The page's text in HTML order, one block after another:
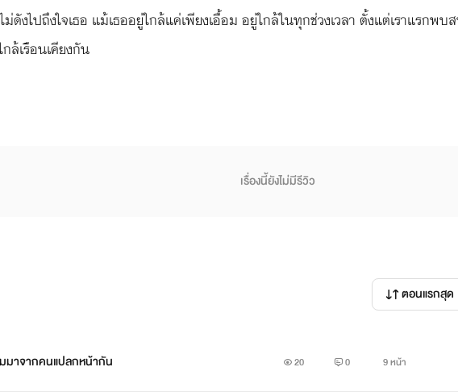
ม่ดังไปถึงใจเธอ แม้เธออยู่ใกล้แค่เพียงเอื้อม อยู่ใกล้ในทุกช่วงเวลา ตั้งแต่เราแรก
ล้เรือนเคียงกัน
เรื่องนี้ยังไม่มีรีวิว
ตอนแรกสุด
มาจากคนแปลกหน้ากัน 20 0 9 หน้า